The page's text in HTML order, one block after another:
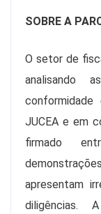
SOBRE A
O setor de
analisando
JUCEA e em
firmado
apresentam
diligências.